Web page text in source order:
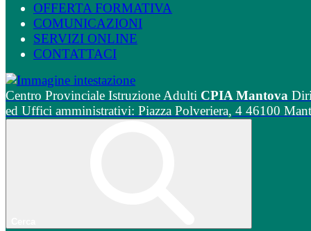
OFFERTA FORMATIVA
COMUNICAZIONI
SERVIZI ONLINE
CONTATTACI
Centro Provinciale Istruzione Adulti CPIA Mantova
ed Uffici amministrativi: Piazza Polveriera, 4 46100